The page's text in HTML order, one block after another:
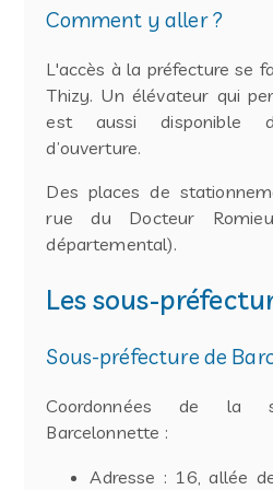
Comment y aller ?
L'accès à la préfecture se
Thizy. Un élévateur qui
est aussi disponible
d’ouverture.
Des places de
rue du Docteur
départemental).
Les sous-
Sous-préfecture de
Coordonnées de la
Barcelonnette :
Adresse : 16, allée